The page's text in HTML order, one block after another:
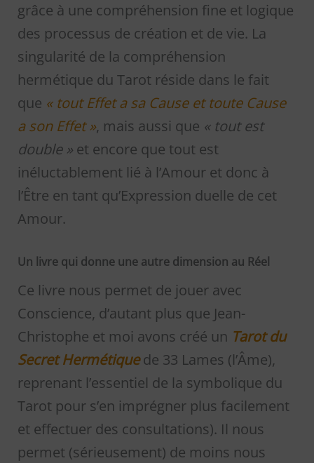
grâce à une compréhension fine et logique
des processus de création et de vie. La
singularité de la compréhension
hermétique du Tarot réside dans le fait
que « tout Effet a sa Cause et toute Cause
a son Effet », mais aussi que « tout est
double »et encore que tout est
inéluctablement lié à l’Amour et donc à
l’Être en tant qu’Expression duelle de cet
Amour.
Un livre qui donne une autre dimension au Réel
Ce livre nous permet de jouer avec
Conscience, d’autant plus que Jean-
Christophe et moi avons créé un Tarot du
Secret Hermétique de 33 Lames (l’Âme),
reprenant l’essentiel de la symbolique du
Tarot pour s’en imprégner plus facilement
et effectuer des consultations). Il nous
permet (sérieusement) de moins nous